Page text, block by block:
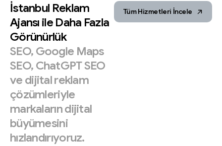
İstanbul Reklam
Ajansı ile Daha Fazla
Görünürlük
SEO, Google Maps
SEO, ChatGPTSEO
ve dijitalreklam
çözümleriyle
markalarındijital
büyümesini
hızlandırıyoruz.
Tüm Hizmetleri İncele